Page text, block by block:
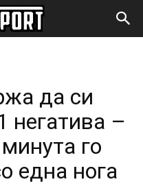
да си
негатива –
го
една нога